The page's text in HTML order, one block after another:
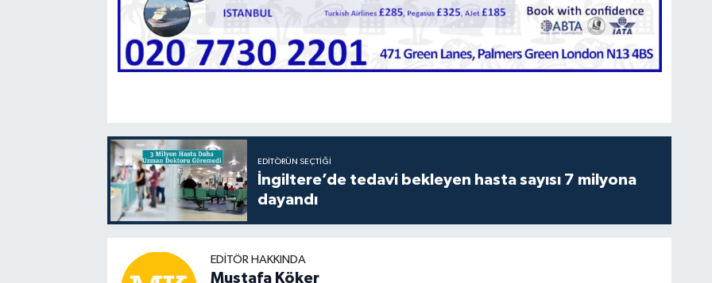
EDITÖRÜN SEÇTIĞI
İngiltere’de tedavi bekleyen hasta sayısı 7 milyona
dayandı
EDITÖR HAKKINDA
Mustafa Köker